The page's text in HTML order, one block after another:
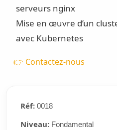
serveurs nginx
Mise en œuvre d’un
avec Kubernetes
👉 Contactez-nous
Réf:0018
Niveau:Fondamental